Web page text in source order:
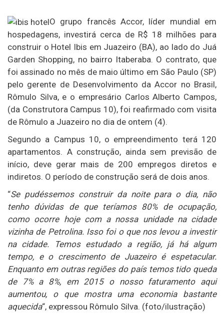
O grupo francês Accor, líder mundial em
hospedagens, investirá cerca de R$ 18 milhões para
construir o Hotel Ibis em Juazeiro (BA), ao lado do Juá
Garden Shopping, no bairro Itaberaba. O contrato, que
foi assinado no mês de maio último em São Paulo (SP)
pelo gerente de Desenvolvimento da Accor no Brasil,
Rômulo Silva, e o empresário Carlos Alberto Campos,
(da Construtora Campus 10), foi reafirmado com visita
de Rômulo a Juazeiro no dia de ontem (4).
Segundo a Campus 10, o empreendimento terá 120
apartamentos. A construção, ainda sem previsão de
início, deve gerar mais de 200 empregos diretos e
indiretos. O período de construção será de dois anos.
“Se pudéssemos construir da noite para o dia, não
tenho dúvidas de que teríamos 80% de ocupação,
como ocorre hoje com a nossa unidade na cidade
vizinha de Petrolina. Isso foi o que nos levou a investir
na cidade. Temos estudado a região, já há algum
tempo, e o crescimento de Juazeiro é espetacular.
Enquanto em outras regiões do país temos tido queda
de 7% a 8%, em 2015 o nosso faturamento aqui
aumentou, o que mostra uma economia bastante
aquecida“, expressou Rômulo Silva. (foto/ilustração)